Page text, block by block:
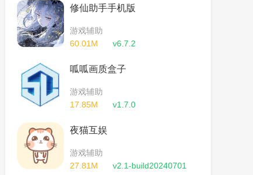
修仙助手手机版
游戏辅助
60.01M
v6.7.2
呱呱画质盒子
游戏辅助
17.85M
v1.7.0
夜猫互娱
游戏辅助
27.81M
v2.1-build20240701